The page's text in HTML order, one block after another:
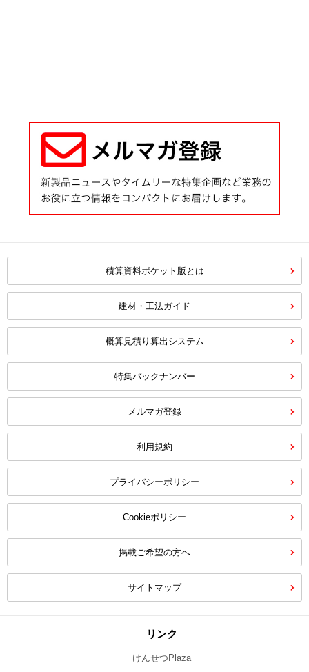
積算資料ポケット版とは
建材・工法ガイド
概算見積り算出システム
特集バックナンバー
メルマガ登録
利用規約
プライバシーポリシー
Cookieポリシー
掲載ご希望の方へ
サイトマップ
リンク
けんせつPlaza